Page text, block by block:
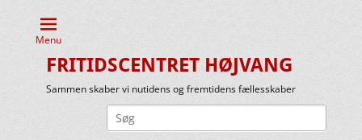
Menu
FRITIDSCENTRET HØJVANG
Sammen skaber vi nutidens og fremtidens fællesskaber